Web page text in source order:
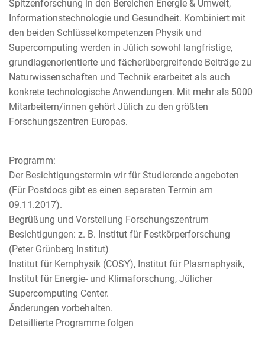
Spitzenforschung in den Bereichen Energie & Umwelt,
Informationstechnologie und Gesundheit. Kombiniert mit
den beiden Schlüsselkompetenzen Physik und
Supercomputing werden in Jülich sowohl langfristige,
grundlagenorientierte und fächerübergreifende Beiträge zu
Naturwissenschaften und Technik erarbeitet als auch
konkrete technologische Anwendungen. Mit mehr als 5000
Mitarbeitern/innen gehört Jülich zu den größten
Forschungszentren Europas.
Programm:
Der Besichtigungstermin wir für Studierende angeboten
(Für Postdocs gibt es einen separaten Termin am
09.11.2017).
Begrüßung und Vorstellung Forschungszentrum
Besichtigungen: z. B. Institut für Festkörperforschung
(Peter Grünberg Institut)
Institut für Kernphysik (COSY), Institut für Plasmaphysik,
Institut für Energie- und Klimaforschung, Jülicher
Supercomputing Center.
Änderungen vorbehalten.
Detaillierte Programme folgen